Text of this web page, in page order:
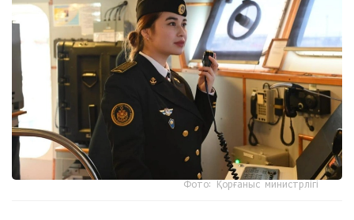
Фото: Қорғаныс министрлігі